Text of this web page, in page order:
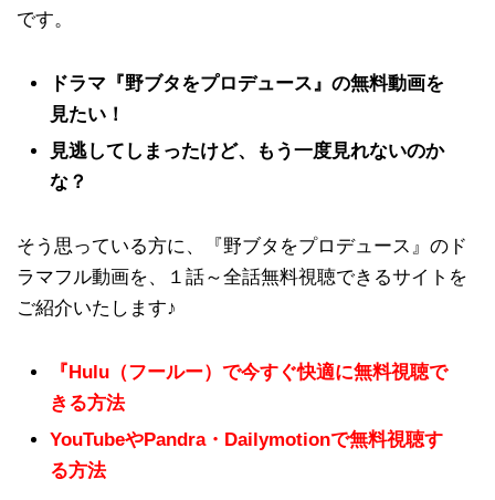
です。
ドラマ『野ブタをプロデュース』の無料動画を
見たい！
見逃してしまったけど、もう一度見れないのか
な？
そう思っている方に、『野ブタをプロデュース』のド
ラマフル動画を、１話～全話無料視聴できるサイトを
ご紹介いたします♪
『Hulu（フールー）で今すぐ快適に無料視聴で
きる方法
YouTubeやPandra・Dailymotionで無料視聴す
る方法